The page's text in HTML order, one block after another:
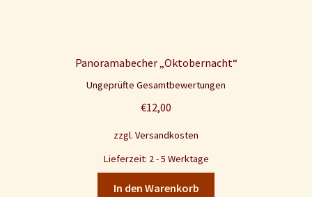
Panoramabecher „Oktobernacht“
Ungeprüfte Gesamtbewertungen
€12,00
zzgl. Versandkosten
Lieferzeit: 2 - 5 Werktage
In den Warenkorb